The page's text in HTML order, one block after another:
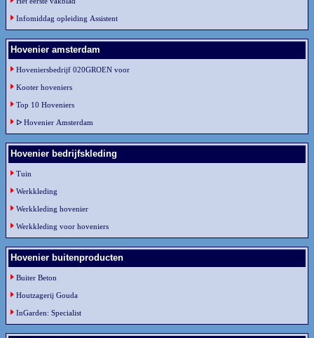
Infomiddag opleiding Assistent
Hovenier amsterdam
Hoveniersbedrijf 020GROEN voor
Kooter hoveniers
Top 10 Hoveniers
ᐅ Hovenier Amsterdam
Hovenier bedrijfskleding
Tuin
Werkkleding
Werkkleding hovenier
Werkkleding voor hoveniers
Hovenier buitenproducten
Buiter Beton
Houtzagerij Gouda
InGarden: Specialist